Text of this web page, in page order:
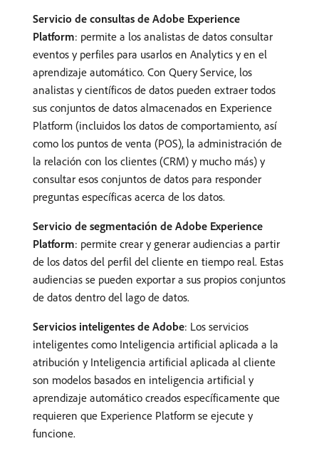
Servicio de consultas de Adobe Experience
Platform: permite a los analistas de datos consultar
eventos y perfiles para usarlos en Analytics y en el
aprendizaje automático. Con Query Service, los
analistas y científicos de datos pueden extraer todos
sus conjuntos de datos almacenados en Experience
Platform (incluidos los datos de comportamiento, así
como los puntos de venta (POS), la administración de
la relación con los clientes (CRM) y mucho más) y
consultar esos conjuntos de datos para responder
preguntas específicas acerca de los datos.
Servicio de segmentación de Adobe Experience
Platform: permite crear y generar audiencias a partir
de los datos del perfil del cliente en tiempo real. Estas
audiencias se pueden exportar a sus propios conjuntos
de datos dentro del lago de datos.
Servicios inteligentes de Adobe: Los servicios
inteligentes como Inteligencia artificial aplicada a la
atribución y Inteligencia artificial aplicada al cliente
son modelos basados en inteligencia artificial y
aprendizaje automático creados específicamente que
requieren que Experience Platform se ejecute y
funcione.